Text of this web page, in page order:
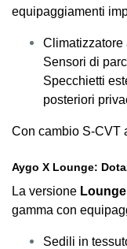
equipaggiamenti
Climatizzatore
Sensori di
Specchietti
posteriori
Con cambio S-CVT
Aygo X Lounge:
La versione Lounge
gamma con
Sedili in